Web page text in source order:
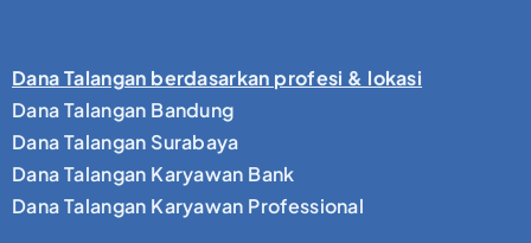
Dana Talangan berdasarkan profesi & lokasi
Dana Talangan Bandung
Dana Talangan Surabaya
Dana Talangan Karyawan Bank
Dana Talangan Karyawan Professional